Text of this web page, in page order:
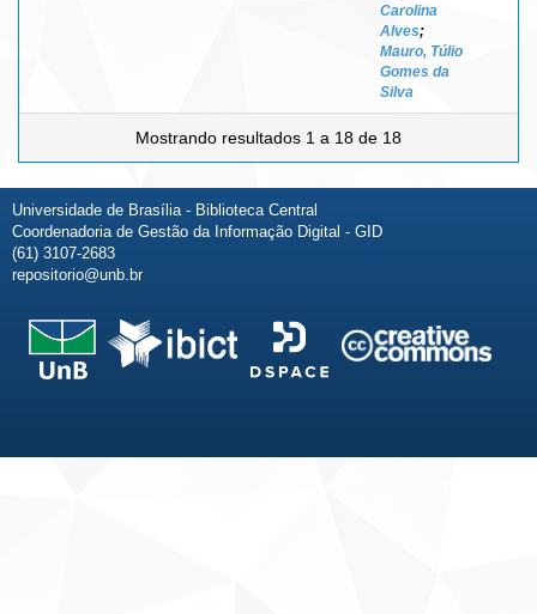
Carolina
Alves;
Mauro, Túlio
Gomes da
Silva
Mostrando resultados 1 a 18 de 18
Universidade de Brasília - Biblioteca Central
Coordenadoria de Gestão da Informação Digital - GID
(61) 3107-2683
repositorio@unb.br